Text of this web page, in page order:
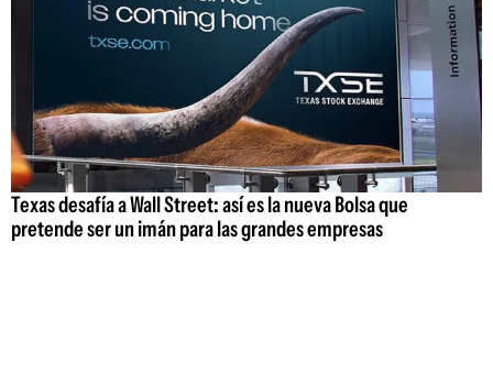
Texas desafía a Wall Street: así es la nueva Bolsa que
pretende ser un imán para las grandes empresas